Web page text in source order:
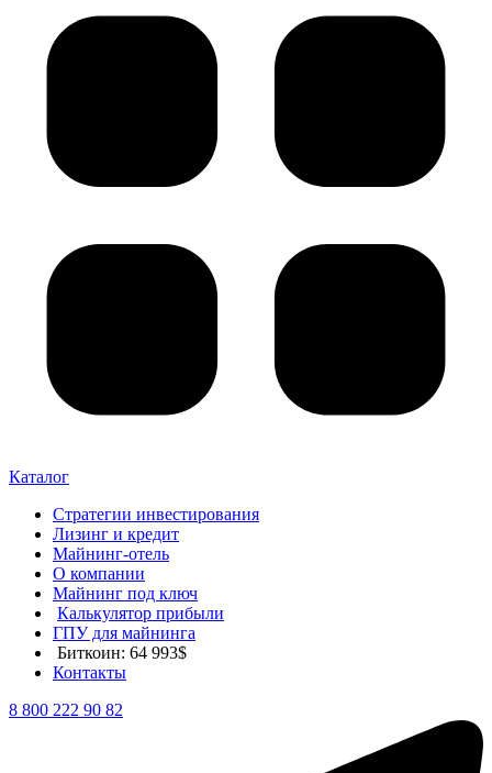
Каталог
Стратегии инвестирования
Лизинг и кредит
Майнинг-отель
О компании
Майнинг под ключ
Калькулятор прибыли
ГПУ для майнинга
Биткоин: 64 993$
Контакты
8 800 222 90 82